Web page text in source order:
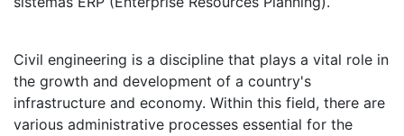
Civil engineering is a discipline that plays a vital role in
the growth and development of a country's
infrastructure and economy. Within this field, there are
various administrative processes essential for the